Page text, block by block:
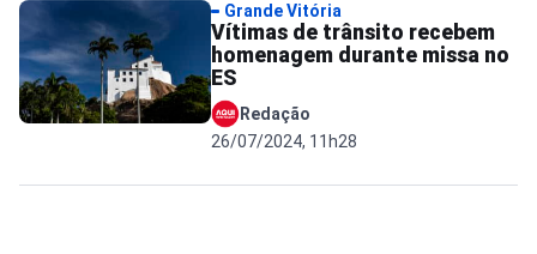
Grande Vitória
Vítimas de trânsito recebem
homenagem durante missa no
ES
Redação
26/07/2024, 11h28